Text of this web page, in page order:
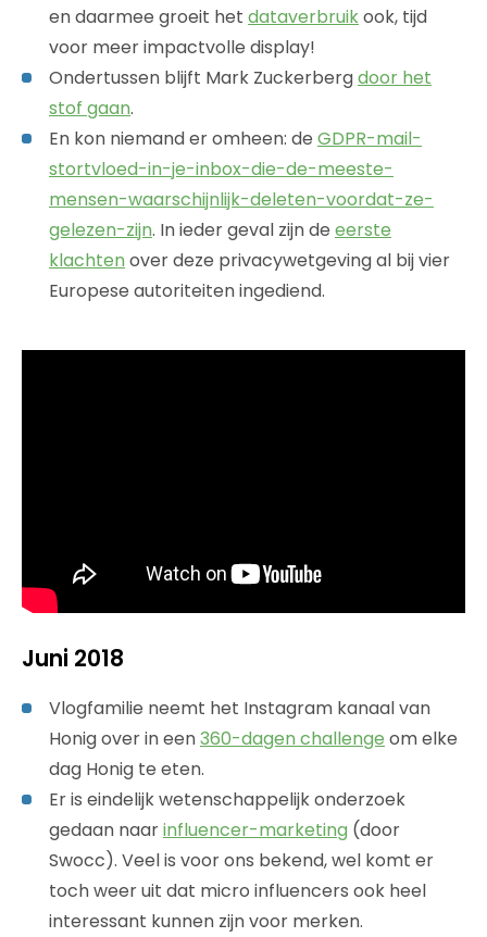
en daarmee groeit het dataverbruikook, tijd
voor meer impactvolle display!
Ondertussen blijft Mark Zuckerbergdoor het
stof gaan.
En kon niemand er omheen: de GDPR-mail-
stortvloed-in-je-inbox-die-de-meeste-
mensen-waarschijnlijk-deleten-voordat-ze-
gelezen-zijn. In ieder geval zijn de eerste
klachten over deze privacywetgeving al bij vier
Europese autoriteiten ingediend.
Juni 2018
Vlogfamilie neemt het Instagram kanaal van
Honig over in een360-dagen challenge om elke
dag Honig te eten.
Er is eindelijk wetenschappelijk onderzoek
gedaan naarinfluencer-marketing (door
Swocc). Veel is voor ons bekend, wel komt er
toch weer uit dat micro influencers ook heel
interessant kunnen zijn voor merken.